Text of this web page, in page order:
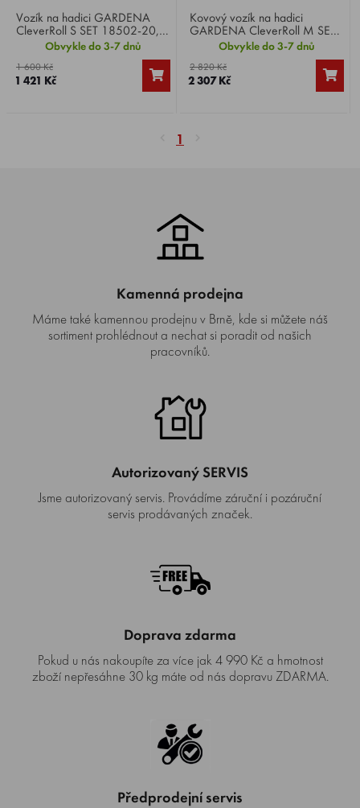
Vozík na hadici GARDENA
CleverRoll S SET 18502-20, s
hadicí 20 m / 13 mm, rukojeť
lze zasunout, úhlová přípojka
uvnitř bubnu zabraňuje ohnutí
hadice, odolnost vůči mrazu.
Obvykle do 3-7 dnů
1 600 Kč
1 421 Kč
Kovový vozík na hadici
GARDENA CleverRoll M SET
18542-20, obsahuje 20 m
hadice Classic 13 mm, original
GARDENA systémové díly a
postřikovač.
Obvykle do 3-7 dnů
2 820 Kč
2 307 Kč
1
Kamenná prodejna
Máme také kamennou prodejnu v Brně, kde si můžete náš
sortiment prohlédnout a nechat si poradit od našich
pracovníků.
Autorizovaný SERVIS
Jsme autorizovaný servis. Provádíme záruční i pozáruční
servis prodávaných značek.
Doprava zdarma
Pokud u nás nakoupíte za více jak 4 990 Kč a hmotnost
zboží nepřesáhne 30 kg máte od nás dopravu ZDARMA.
Předprodejní servis